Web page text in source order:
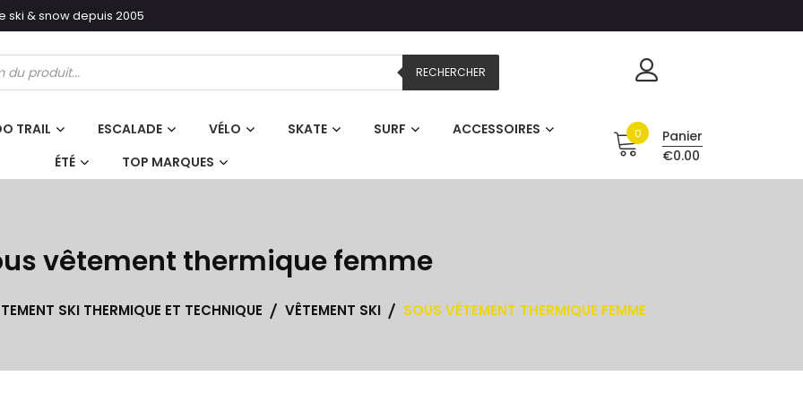
ski & snow depuis 2005
RECHERCHER
TRAIL ESCALADE VÉLO SKATE SURF
ACCESSOIRES
ÉTÉ
TOP MARQUES
0
Panier
€0.00
vêtement thermique femme
SKI THERMIQUE ET TECHNIQUE VÊTEMENT SKI SOUS VÊTEMENT THERMIQUE FEMME